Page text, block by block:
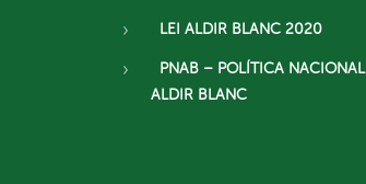
LEI ALDIR BLANC 2020
PNAB – POLÍTICA NACIONAL
ALDIR BLANC